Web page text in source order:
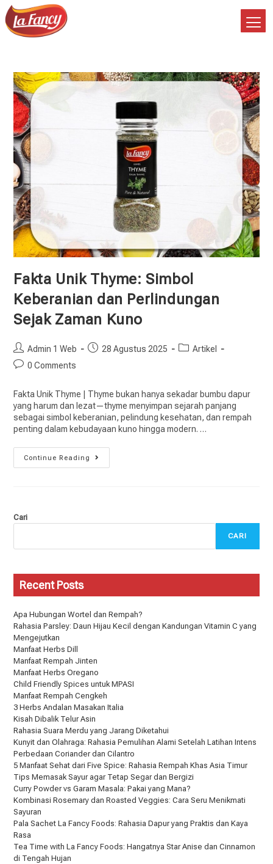
Fakta Unik Thyme: Simbol
Keberanian dan Perlindungan
Sejak Zaman Kuno
Admin 1 Web 28 Agustus 2025
Artikel
0 Comments
Fakta Unik Thyme | Thyme bukan hanya sekadar bumbu dapur
yang harum dan lezat—thyme menyimpan sejarah panjang
sebagai simbol keberanian, pelindung kesehatan, dan rempah
penting dalam kebudayaan kuno hingga modern. …
Continue Reading
Cari
CARI
Recent Posts
Apa Hubungan Wortel dan Rempah?
Rahasia Parsley: Daun Hijau Kecil dengan Kandungan Vitamin C yang
Mengejutkan
Manfaat Herbs Dill
Manfaat Rempah Jinten
Manfaat Herbs Oregano
Child Friendly Spices untuk MPASI
Manfaat Rempah Cengkeh
3 Herbs Andalan Masakan Italia
Kisah Dibalik Telur Asin
Rahasia Suara Merdu yang Jarang Diketahui
Kunyit dan Olahraga: Rahasia Pemulihan Alami Setelah Latihan Intens
Perbedaan Coriander dan Cilantro
5 Manfaat Sehat dari Five Spice: Rahasia Rempah Khas Asia Timur
Tips Memasak Sayur agar Tetap Segar dan Bergizi
Curry Powder vs Garam Masala: Pakai yang Mana?
Kombinasi Rosemary dan Roasted Veggies: Cara Seru Menikmati
Sayuran
Pala Sachet La Fancy Foods: Rahasia Dapur yang Praktis dan Kaya
Rasa
Tea Time with La Fancy Foods: Hangatnya Star Anise dan Cinnamon
di Tengah Hujan